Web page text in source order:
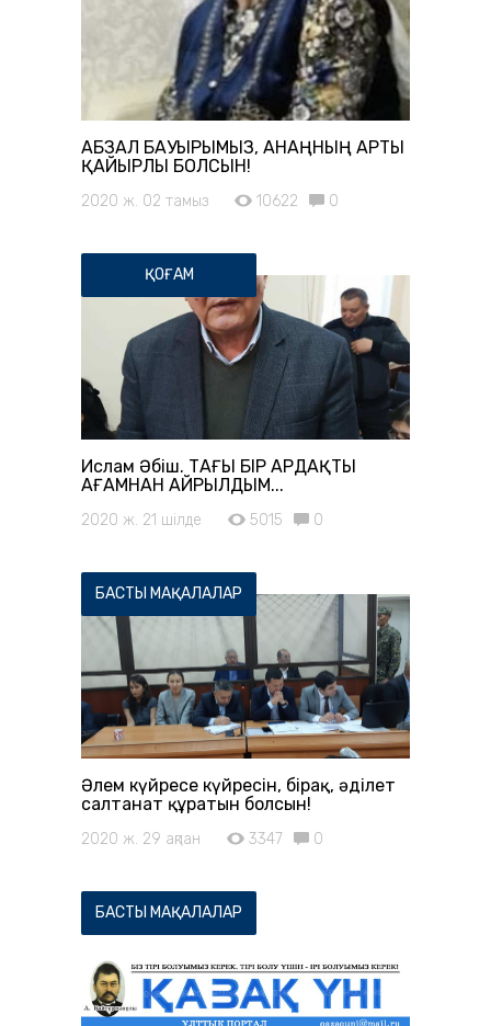
АБЗАЛ БАУЫРЫМЫЗ, АНАҢНЫҢ АРТЫ
ҚАЙЫРЛЫ БОЛСЫН!
2020 ж. 02 тамыз 10622 0
ҚОҒАМ
Ислам Әбіш. ТАҒЫ БІР АРДАҚТЫ
АҒАМНАН АЙРЫЛДЫМ...
2020 ж. 21 шілде 5015 0
БАСТЫ МАҚАЛАЛАР
Әлем күйресе күйресін, бірақ, әділет
салтанат құратын болсын!
2020 ж. 29 ақпан 3347 0
БАСТЫ МАҚАЛАЛАР